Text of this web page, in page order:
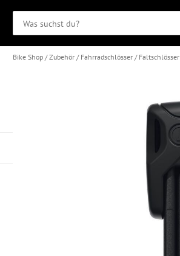
Bike Shop Zubehör Fahrradschlösser Faltschlösser